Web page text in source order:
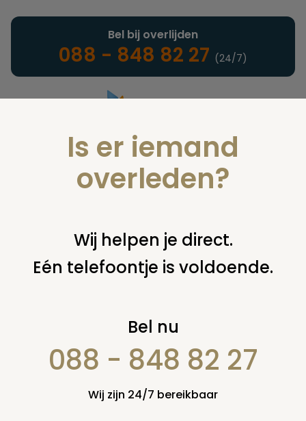
Landelijke uitvaartonderneming
Bel bij overlijden
088 - 848 82 27 (24/7)
U bent hier: home verzekeringen overige financiering uit
Oud polis
21 maart 2019
Vraag of polisnummer 1352215 levensverzekering
Is er iemand
overleden?
Wij helpen je direct.
Eén telefoontje is voldoende.
Bel nu
088 - 848 82 27
Wij zijn 24/7 bereikbaar